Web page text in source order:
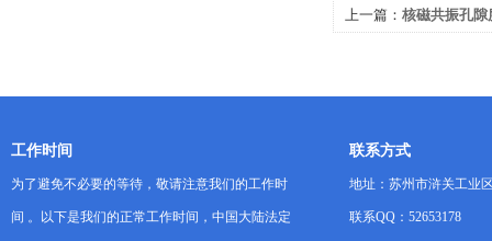
上一篇： 核磁共振孔隙
工作时间
为了避免不必要的等待，敬请注意我们的工作时
间 。以下是我们的正常工作时间，中国大陆法定
联系方式
地址：苏州市浒关工业
联系QQ：52653178